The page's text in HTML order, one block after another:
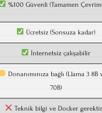
%100 Güvenli (Tamamen
Ücretsiz (Sonsuza kadar)
İnternetsiz çalışabilir
Donanımınıza bağlı (Llama 3 8B
70B)
Teknik bilgi ve Docker